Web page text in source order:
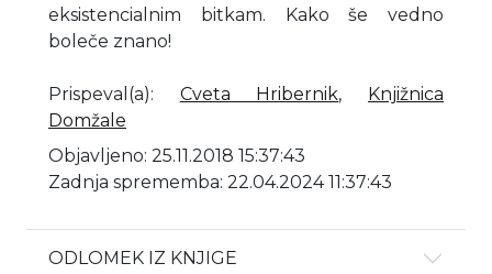
eksistencialnim bitkam. Kako še vedno
boleče znano!
Prispeval(a): Cveta Hribernik, Knjižnica
Domžale
Objavljeno: 25.11.2018 15:37:43
Zadnja sprememba: 22.04.2024 11:37:43
ODLOMEK IZ KNJIGE